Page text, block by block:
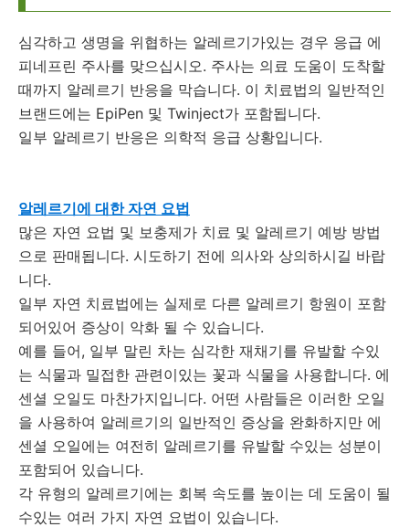
심각하고 생명을 위협하는 알레르기가있는 경우 응급 에
피네프린 주사를 맞으십시오. 주사는 의료 도움이 도착할
때까지 알레르기 반응을 막습니다. 이 치료법의 일반적인
브랜드에는 EpiPen 및 Twinject가 포함됩니다.
일부 알레르기 반응은 의학적 응급 상황입니다.
알레르기에 대한 자연 요법
많은 자연 요법 및 보충제가 치료 및 알레르기 예방 방법
으로 판매됩니다. 시도하기 전에 의사와 상의하시길 바랍
니다.
일부 자연 치료법에는 실제로 다른 알레르기 항원이 포함
되어있어 증상이 악화 될 수 있습니다.
예를 들어, 일부 말린 차는 심각한 재채기를 유발할 수있
는 식물과 밀접한 관련이있는 꽃과 식물을 사용합니다. 에
센셜 오일도 마찬가지입니다. 어떤 사람들은 이러한 오일
을 사용하여 알레르기의 일반적인 증상을 완화하지만 에
센셜 오일에는 여전히 알레르기를 유발할 수있는 성분이
포함되어 있습니다.
각 유형의 알레르기에는 회복 속도를 높이는 데 도움이 될
수있는 여러 가지 자연 요법이 있습니다.